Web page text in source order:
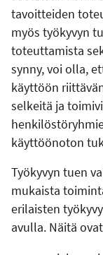
tavoitteiden
myös työkyvyn
toteuttamista
synny, voi olla,
käyttöön
selkeitä ja
käyttöönoton
Työkyvyn tuen
mukaista
erilaisten
avulla. Näitä